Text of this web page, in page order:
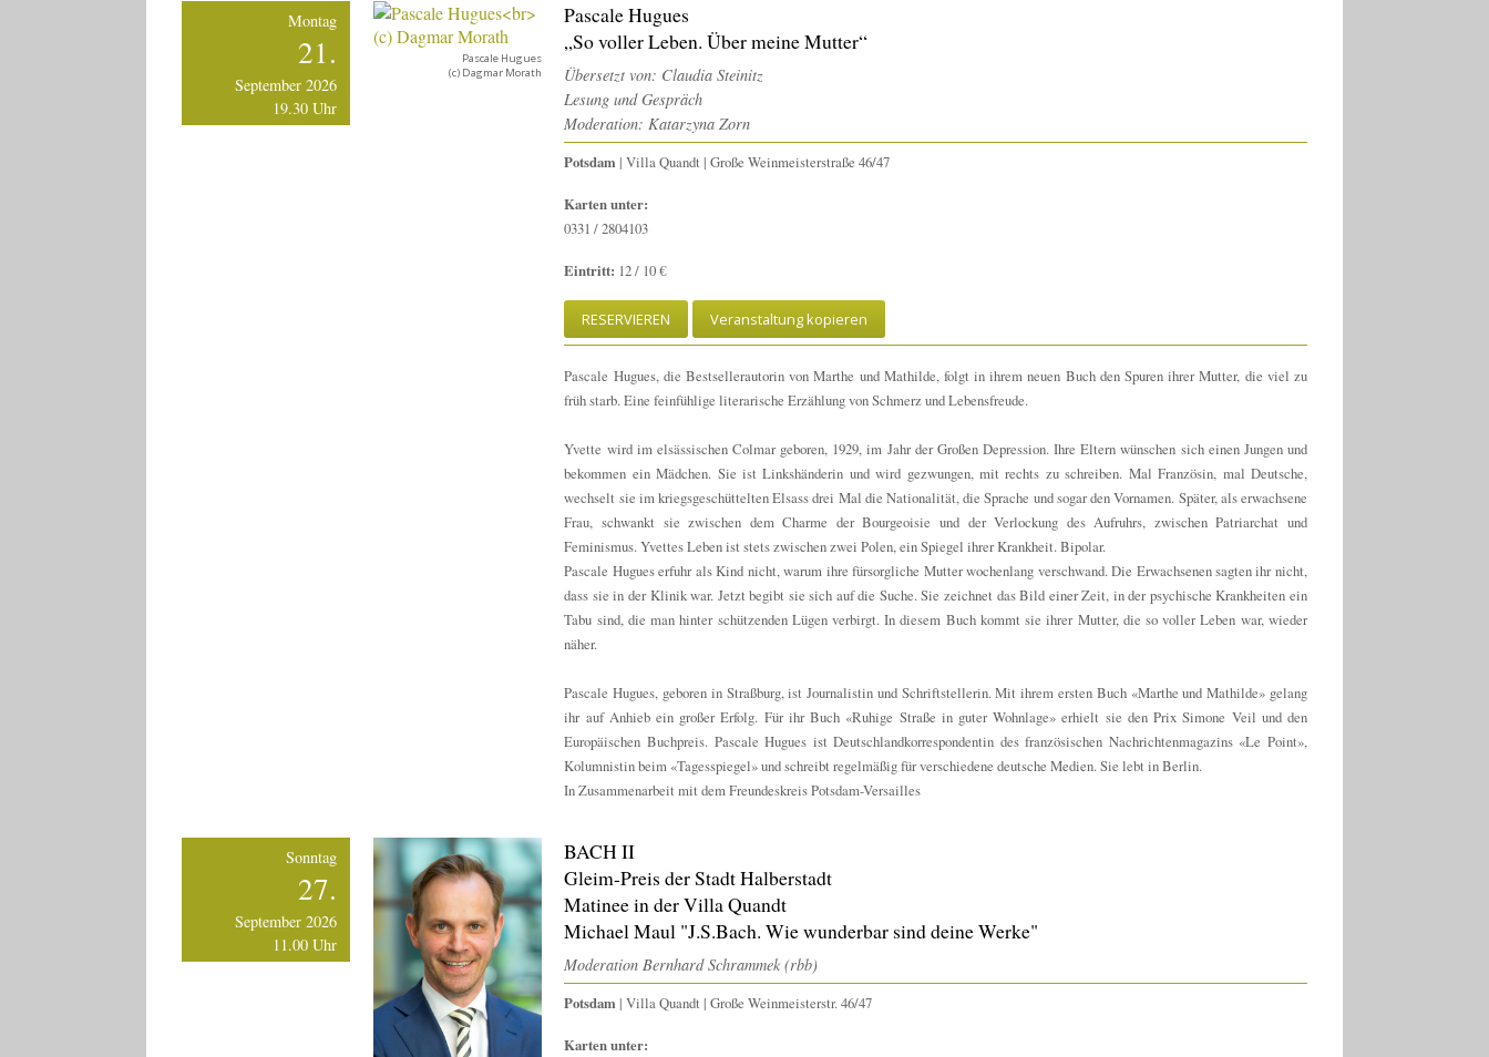
Montag
21.
September 2026
19.30 Uhr
Pascale Hugues
(c) Dagmar Morath
Pascale Hugues
„So voller Leben. Über meine Mutter“
Übersetzt von: Claudia Steinitz
Lesung und Gespräch
Moderation: Katarzyna Zorn
Potsdam | Villa Quandt | Große Weinmeisterstraße 46/47
Karten unter:
0331 / 2804103
Eintritt: 12 / 10 €
RESERVIEREN Veranstaltung kopieren
Pascale Hugues, die Bestsellerautorin von Marthe und Mathilde, folgt in ihrem neuen Buch den Spuren ihrer Mutter, die viel zu
früh starb. Eine feinfühlige literarische Erzählung von Schmerz und Lebensfreude.
Yvette wird im elsässischen Colmar geboren, 1929, im Jahr der Großen Depression. Ihre Eltern wünschen sich einen Jungen und
bekommen ein Mädchen. Sie ist Linkshänderin und wird gezwungen, mit rechts zu schreiben. Mal Französin, mal Deutsche,
wechselt sie im kriegsgeschüttelten Elsass drei Mal die Nationalität, die Sprache und sogar den Vornamen. Später, als erwachsene
Frau, schwankt sie zwischen dem Charme der Bourgeoisie und der Verlockung des Aufruhrs, zwischen Patriarchat und
Feminismus. Yvettes Leben ist stets zwischen zwei Polen, ein Spiegel ihrer Krankheit. Bipolar.
Pascale Hugues erfuhr als Kind nicht, warum ihre fürsorgliche Mutter wochenlang verschwand. Die Erwachsenen sagten ihr nicht,
dass sie in der Klinik war. Jetzt begibt sie sich auf die Suche. Sie zeichnet das Bild einer Zeit, in der psychische Krankheiten ein
Tabu sind, die man hinter schützenden Lügen verbirgt. In diesem Buch kommt sie ihrer Mutter, die so voller Leben war, wieder
näher.
Pascale Hugues, geboren in Straßburg, ist Journalistin und Schriftstellerin. Mit ihrem ersten Buch «Marthe und Mathilde» gelang
ihr auf Anhieb ein großer Erfolg. Für ihr Buch «Ruhige Straße in guter Wohnlage» erhielt sie den Prix Simone Veil und den
Europäischen Buchpreis. Pascale Hugues ist Deutschlandkorrespondentin des französischen Nachrichtenmagazins «Le Point»,
Kolumnistin beim «Tagesspiegel» und schreibt regelmäßig für verschiedene deutsche Medien. Sie lebt in Berlin.
In Zusammenarbeit mit dem Freundeskreis Potsdam-Versailles
Sonntag
27.
September 2026
11.00 Uhr
BACH II
Gleim-Preis der Stadt Halberstadt
Matinee in der Villa Quandt
Michael Maul "J.S.Bach. Wie wunderbar sind deine Werke"
Moderation Bernhard Schrammek (rbb)
Potsdam | Villa Quandt | Große Weinmeisterstr. 46/47
Karten unter: